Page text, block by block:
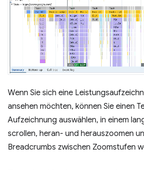
Wenn Sie sich eine
ansehen möchten, können Sie einen
Aufzeichnung auswählen, in einem
scrollen, heran- und herauszoomen
Breadcrumbs zwischen Zoomstufen